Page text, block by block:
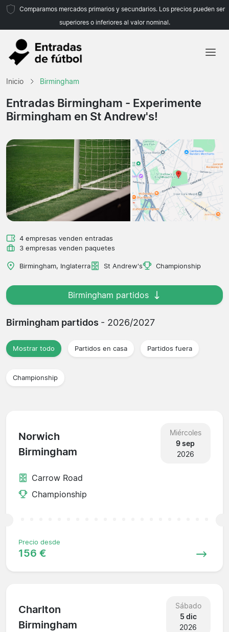
Comparamos mercados primarios y secundarios. Los precios pueden ser
superiores o inferiores al valor nominal.
Ligas
Inicio Birmingham
Entradas Birmingham - Experimente
Birmingham en St Andrew's!
4 empresas venden entradas
3 empresas venden paquetes
Birmingham, Inglaterra St Andrew's Championship
Birmingham partidos
Birmingham partidos - 2026/2027
Mostrar todo Partidos en casa Partidos fuera
Championship
Norwich
Birmingham
Miércoles
9 sep
2026
Carrow Road
Championship
Precio desde
156 €
Charlton
Birmingham
Sábado
5 dic
2026